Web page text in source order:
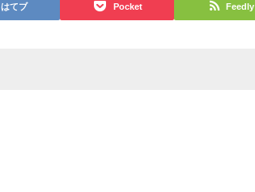
はてブ Pocket Feedly